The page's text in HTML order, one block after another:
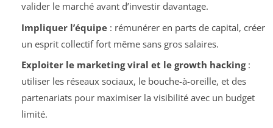
valider le marché avant d’investir davantage.
Impliquer l’équipe: rémunérer en parts de capital, créer
un esprit collectif fort même sans gros salaires.
Exploiter le marketing viral et le growth hacking:
utiliser les réseaux sociaux, le bouche-à-oreille, et des
partenariats pour maximiser la visibilité avec un budget
limité.